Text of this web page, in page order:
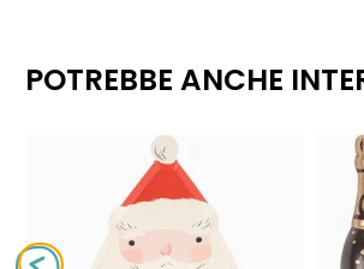
POTREBBE ANCHE